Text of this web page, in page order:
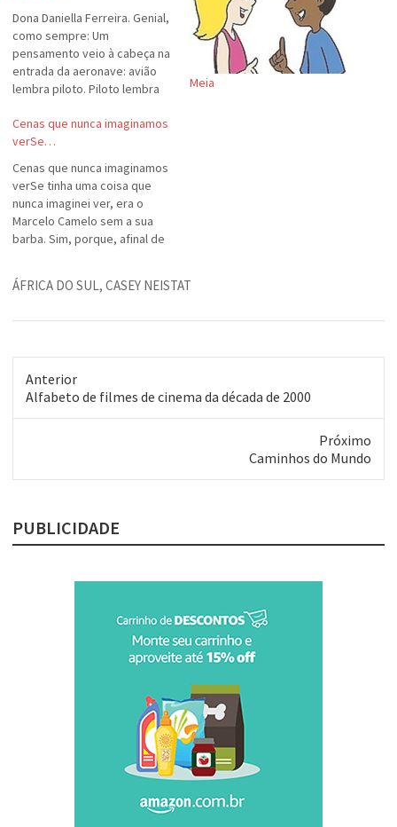
Dona Daniella Ferreira. Genial,
como sempre: Um
pensamento veio à cabeça na
entrada da aeronave: avião
lembra piloto. Piloto lembra
ex-namorado, mas o ex-
namorado piloto. Onde
andará, faz anos que não
vejo. Viro pra trás. Lá está ele,
vindo. Meus Deus, o cara vai
pilotar. Mas não…
Meia
Cenas que nunca imaginamos
verSe…
Cenas que nunca imaginamos
verSe tinha uma coisa que
nunca imaginei ver, era o
Marcelo Camelo sem a sua
barba. Sim, porque, afinal de
registradas dos caras (Los
Hermanos = Los Barbudos).
ÁFRICA DO SUL, CASEY NEISTAT
Anterior
Post
Alfabeto de filmes de cinema da década de 2000
Próximo
Caminhos do Mundo
PUBLICIDADE